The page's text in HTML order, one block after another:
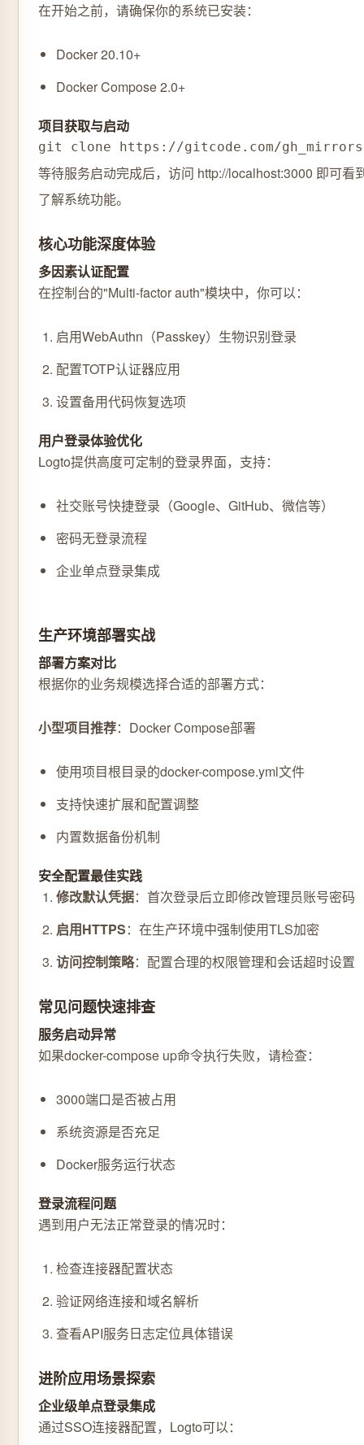
在开始之前，请确保你的系统已安装：
Docker 20.10+
Docker Compose 2.0+
项目获取与启动
git clone https://gitcode.com/
等待服务启动完成后，访问 http://localhost:3000 即可
了解系统功能。
核心功能深度体验
多因素认证配置
在控制台的"Multi-factor auth"模块中，你可以：
启用WebAuthn（Passkey）生物识别登录
配置TOTP认证器应用
设置备用代码恢复选项
用户登录体验优化
Logto提供高度可定制的登录界面，支持：
社交账号快捷登录（Google、GitHub、微信等）
密码无登录流程
企业单点登录集成
生产环境部署实战
部署方案对比
根据你的业务规模选择合适的部署方式：
小型项目推荐：Docker Compose部署
使用项目根目录的docker-compose.yml文件
支持快速扩展和配置调整
内置数据备份机制
安全配置最佳实践
修改默认凭据：首次登录后立即修改管理员账号密码
启用HTTPS：在生产环境中强制使用TLS加密
访问控制策略：配置合理的权限管理和会话超时设置
常见问题快速排查
服务启动异常
如果docker-compose up命令执行失败，请检查：
3000端口是否被占用
系统资源是否充足
Docker服务运行状态
登录流程问题
遇到用户无法正常登录的情况时：
检查连接器配置状态
验证网络连接和域名解析
查看API服务日志定位具体错误
进阶应用场景探索
企业级单点登录集成
通过SSO连接器配置，Logto可以：